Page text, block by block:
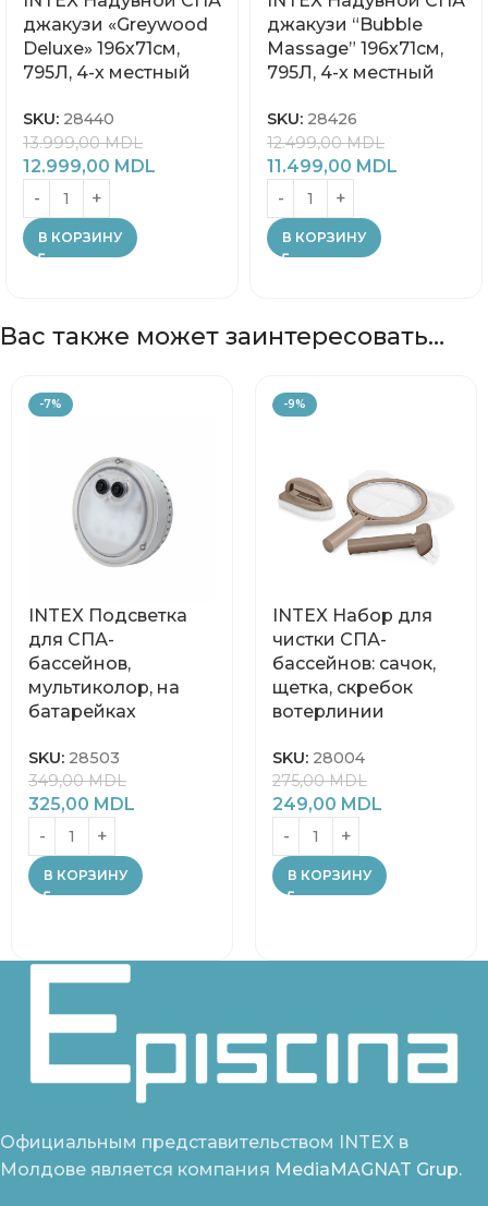
джакузи «Greywood
Deluxe» 196х71см,
795Л, 4-х местный
SKU: 28440
13.999,00MDL
12.999,00 MDL
В КОРЗИНУ
джакузи “Bubble
Massage” 196х71см,
795Л, 4-х местный
SKU: 28426
12.499,00MDL
11.499,00 MDL
В КОРЗИНУ
Вас также может заинтересовать…
-7%
INTEX Подсветка
для СПА-
бассейнов,
мультиколор, на
батарейках
SKU: 28503
349,00MDL
325,00 MDL
В КОРЗИНУ
-9%
INTEX Набор для
чистки СПА-
бассейнов: сачок,
щетка, скребок
вотерлинии
SKU: 28004
275,00MDL
249,00 MDL
В КОРЗИНУ
Официальным представительством INTEX в
Молдове является компания MediaMAGNAT Grup.